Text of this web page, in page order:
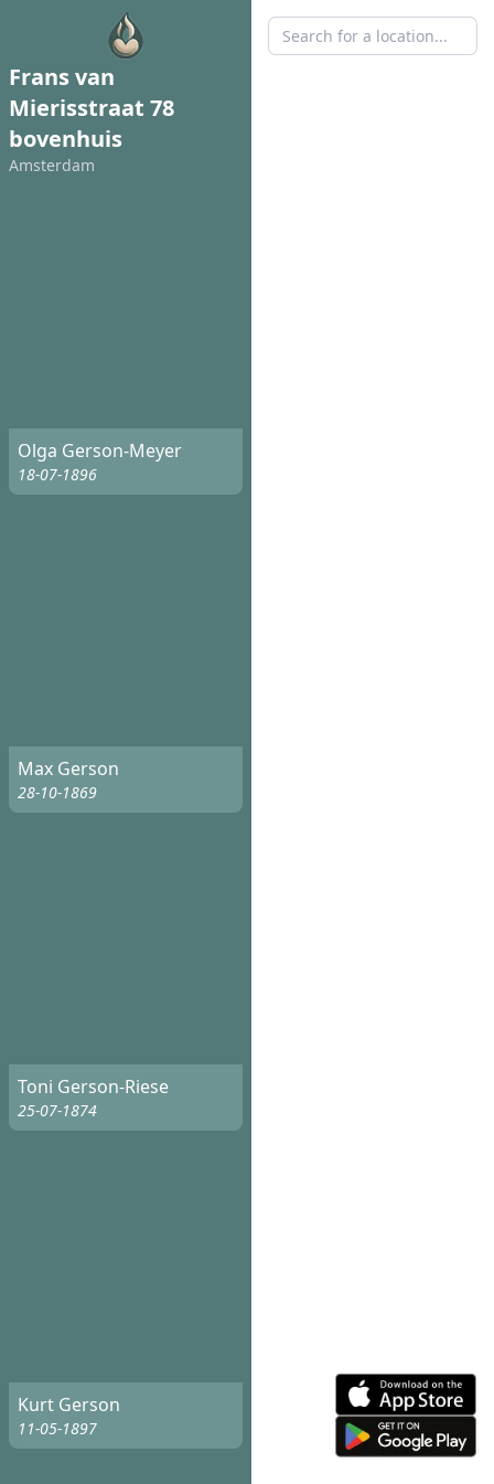
Frans van
Mierisstraat 78
bovenhuis
Amsterdam
Olga Gerson-Meyer
18-07-1896
Max Gerson
28-10-1869
Toni Gerson-Riese
25-07-1874
Kurt Gerson
11-05-1897